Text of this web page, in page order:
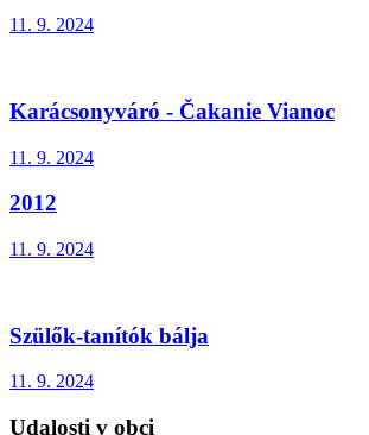
11. 9. 2024
Karácsonyváró - Čakanie Vianoc
11. 9. 2024
2012
11. 9. 2024
Szülők-tanítók bálja
11. 9. 2024
Udalosti v obci